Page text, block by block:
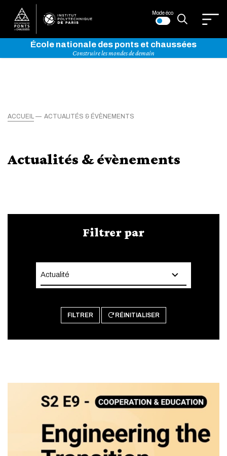
Mode éco
École nationale des ponts et chaussées
Construire les mondes de demain
ACCUEIL ACTUALITÉS & ÉVÈNEMENTS
Actualités & évènements
Filtrer par
FILTRER RÉINITIALISER